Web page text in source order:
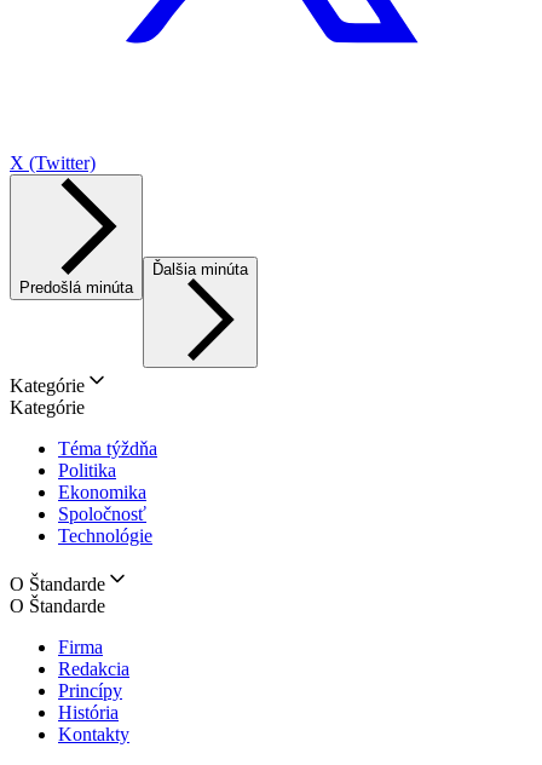
X (Twitter)
Predošlá minúta
Ďalšia minúta
Kategórie
Kategórie
Téma týždňa
Politika
Ekonomika
Spoločnosť
Technológie
O Štandarde
O Štandarde
Firma
Redakcia
Princípy
História
Kontakty